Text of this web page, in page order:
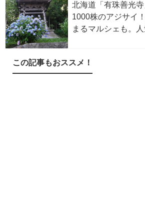
北海道「有珠善光
1000株のアジサイ
まるマルシェも。
この記事もおススメ！